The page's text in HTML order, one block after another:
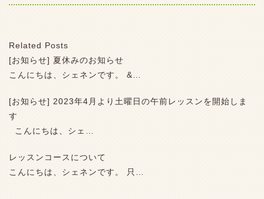
Related Posts
[お知らせ] 夏休みのお知らせ
こんにちは、シェネンです。 &…
[お知らせ] 2023年4月より土曜日の午前レッスンを開始しま
す
こんにちは、シェ…
レッスンコースについて
こんにちは、シェネンです。 只…